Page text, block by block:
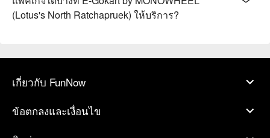
(Lotus's North Ratchapruek) ให้บริการ?
เกี่ยวกับ FunNow
ข้อตกลงและเงื่อนไข